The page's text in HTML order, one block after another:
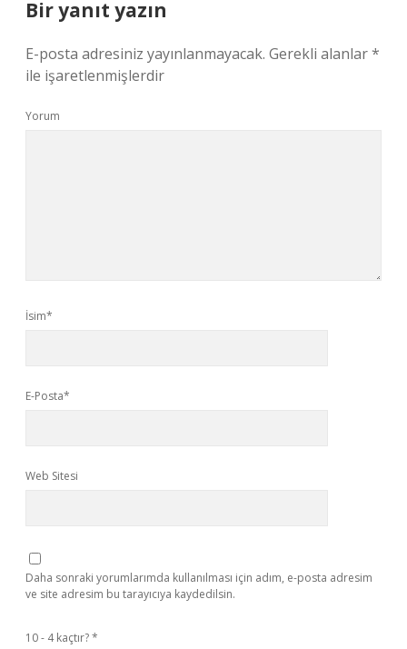
Bir yanıt yazın
E-posta adresiniz yayınlanmayacak. Gerekli alanlar*
ile işaretlenmişlerdir
Yorum
İsim*
E-Posta*
Web Sitesi
Daha sonraki yorumlarımda kullanılması için adım, e-posta adresim
ve site adresim bu tarayıcıya kaydedilsin.
10 - 4 kaçtır?*